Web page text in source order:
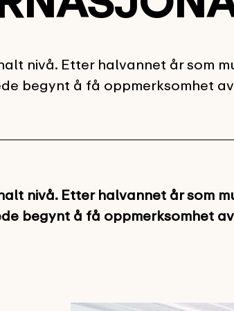
nivå. Etter halvannet år som
begynt å få oppmerksomhet
nivå. Etter halvannet år som
begynt å få oppmerksomhet